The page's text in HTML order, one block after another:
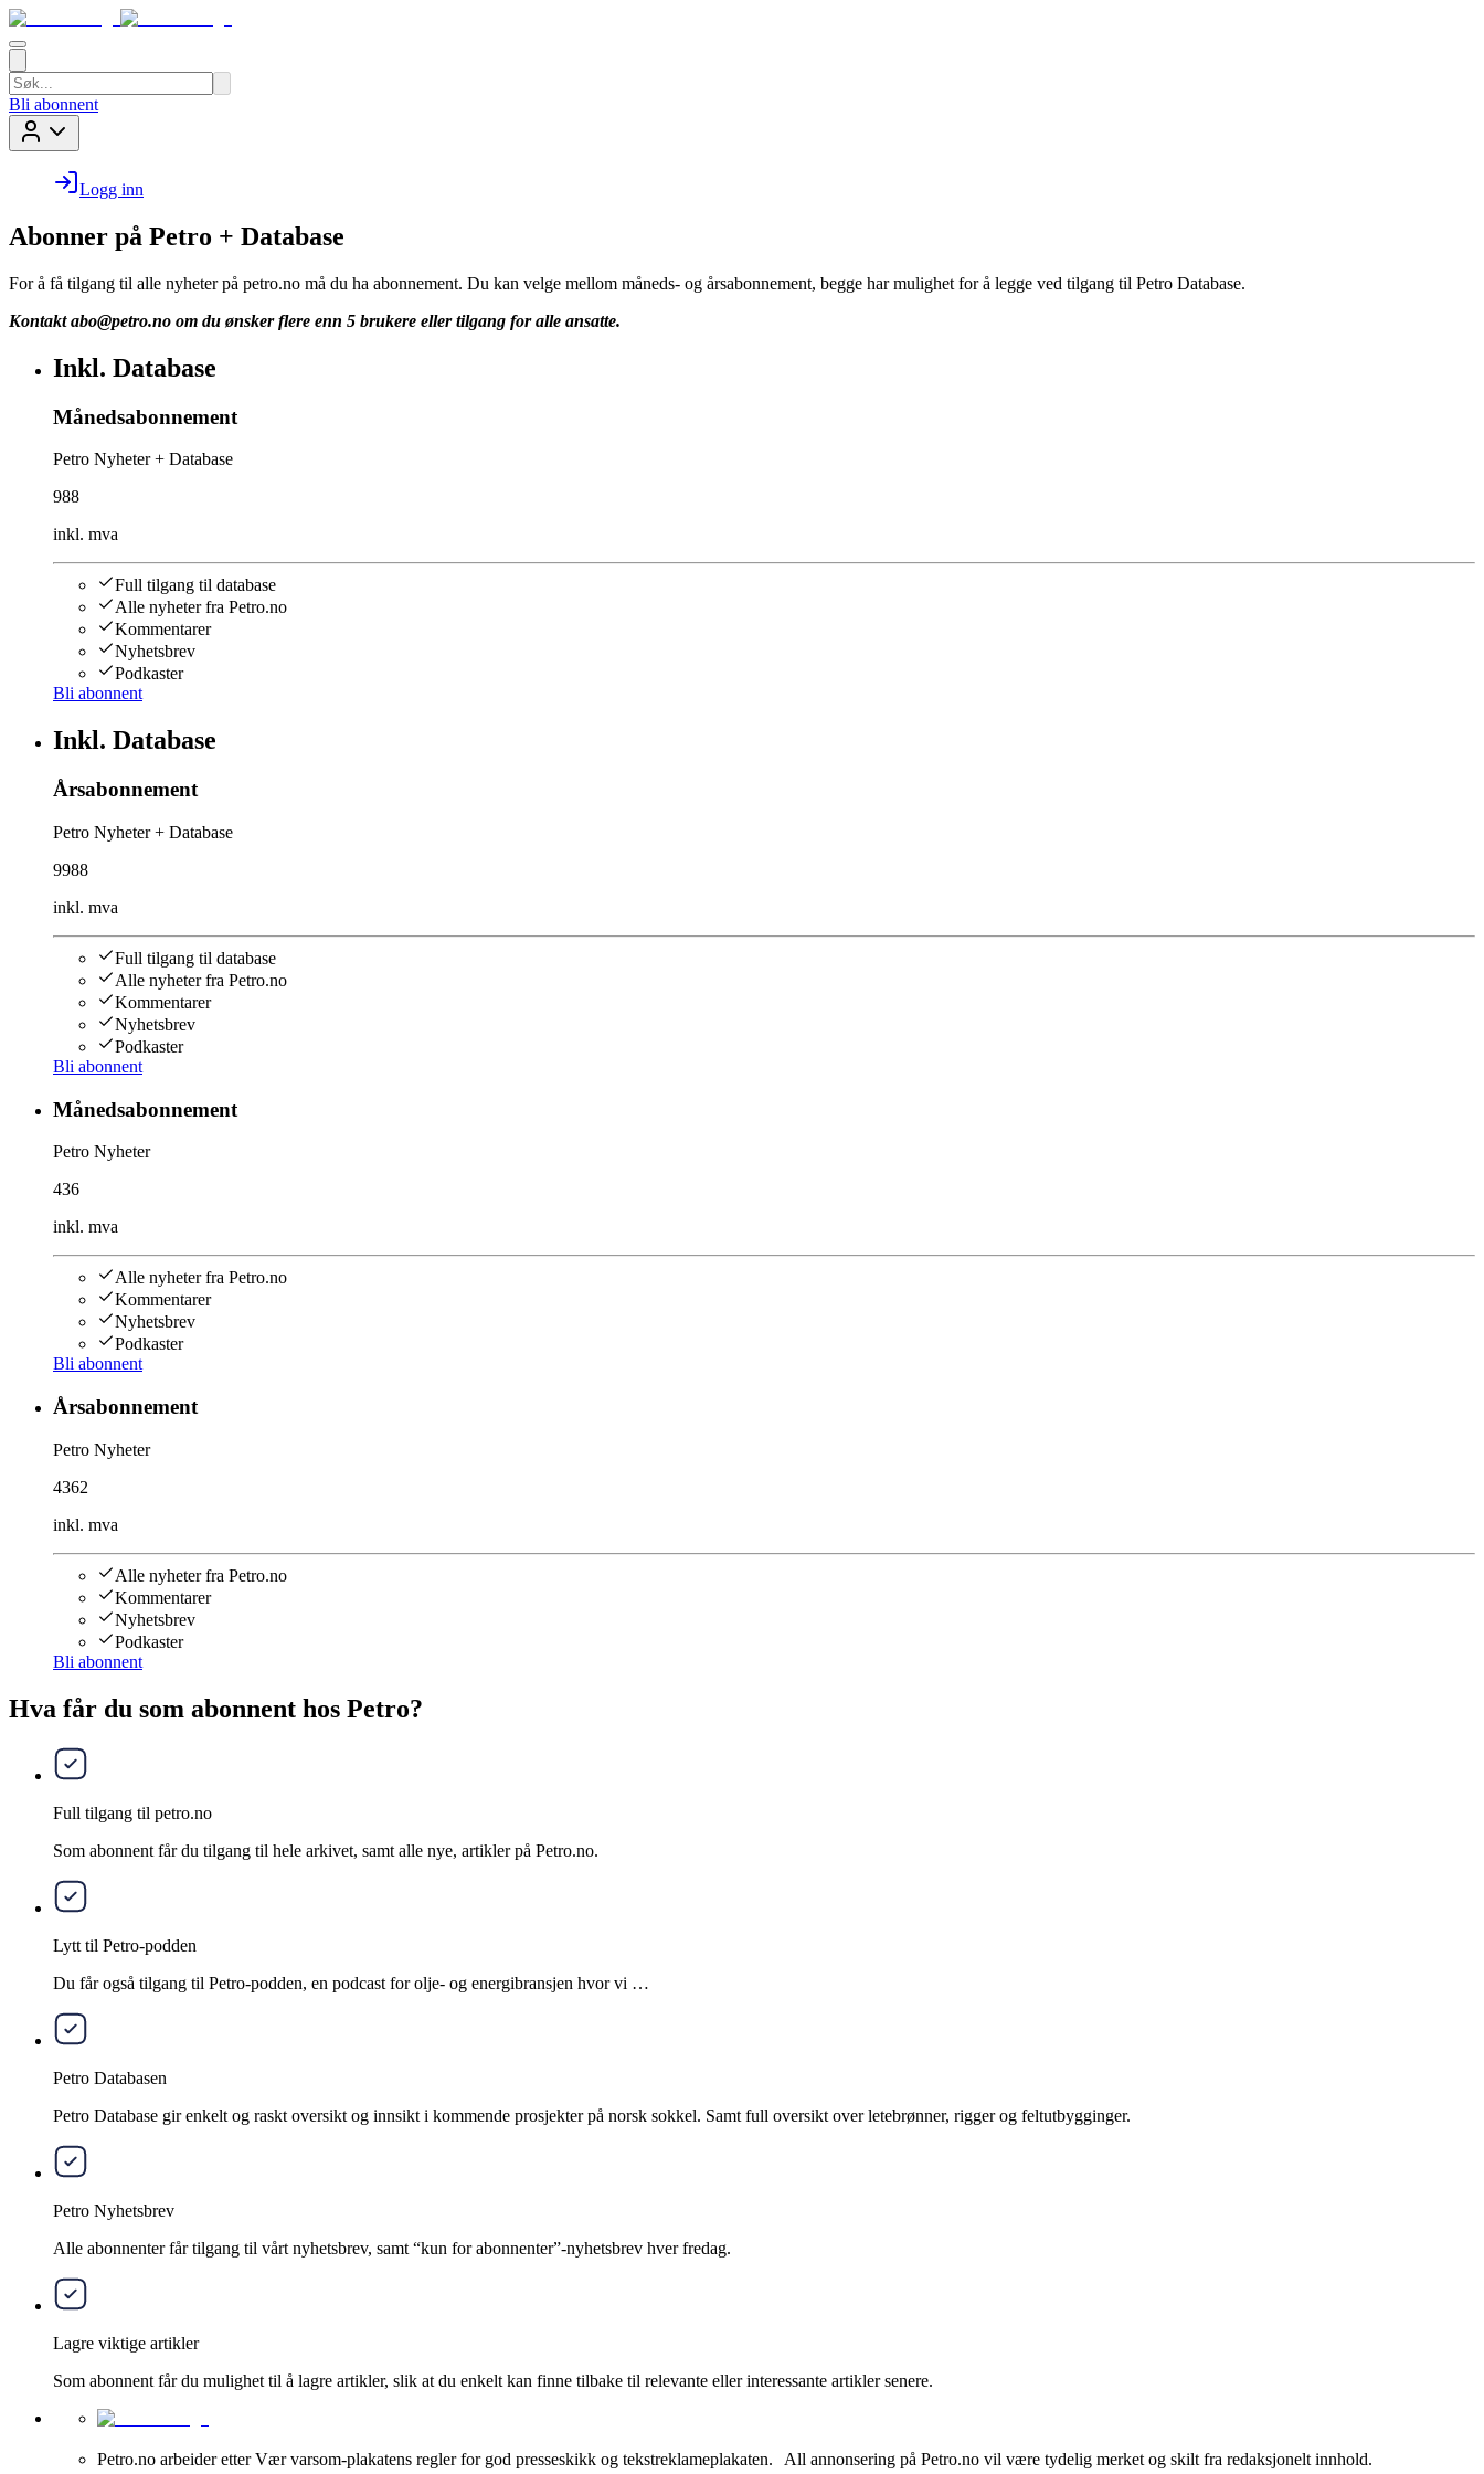
Bli abonnent
Logg inn
Abonner på Petro + Database
For å få tilgang til alle nyheter på petro.no må du ha abonnement. Du kan velge mellom måneds- og årsabonnement, begge har mulighet for å legge ved tilgang til Petro Database.
Kontakt abo@petro.no om du ønsker flere enn 5 brukere eller tilgang for alle ansatte.
Inkl. Database
Månedsabonnement
Petro Nyheter + Database
988
inkl. mva
Full tilgang til database
Alle nyheter fra Petro.no
Kommentarer
Nyhetsbrev
Podkaster
Bli abonnent
Inkl. Database
Årsabonnement
Petro Nyheter + Database
9988
inkl. mva
Full tilgang til database
Alle nyheter fra Petro.no
Kommentarer
Nyhetsbrev
Podkaster
Bli abonnent
Månedsabonnement
Petro Nyheter
436
inkl. mva
Alle nyheter fra Petro.no
Kommentarer
Nyhetsbrev
Podkaster
Bli abonnent
Årsabonnement
Petro Nyheter
4362
inkl. mva
Alle nyheter fra Petro.no
Kommentarer
Nyhetsbrev
Podkaster
Bli abonnent
Hva får du som abonnent hos Petro?
Full tilgang til petro.no
Som abonnent får du tilgang til hele arkivet, samt alle nye, artikler på Petro.no.
Lytt til Petro-podden
Du får også tilgang til Petro-podden, en podcast for olje- og energibransjen hvor vi …
Petro Databasen
Petro Database gir enkelt og raskt oversikt og innsikt i kommende prosjekter på norsk sokkel. Samt full oversikt over letebrønner, rigger og feltutbygginger.
Petro Nyhetsbrev
Alle abonnenter får tilgang til vårt nyhetsbrev, samt “kun for abonnenter”-nyhetsbrev hver fredag.
Lagre viktige artikler
Som abonnent får du mulighet til å lagre artikler, slik at du enkelt kan finne tilbake til relevante eller interessante artikler senere.
Petro.no arbeider etter Vær varsom-plakatens regler for god presseskikk og tekstreklameplakaten. All annonsering på Petro.no vil være tydelig merket og skilt fra redaksjonelt innhold.